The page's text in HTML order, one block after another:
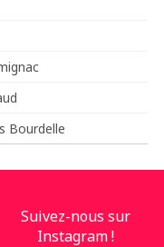
Bourdelle
Suivez-nous sur
Instagram !